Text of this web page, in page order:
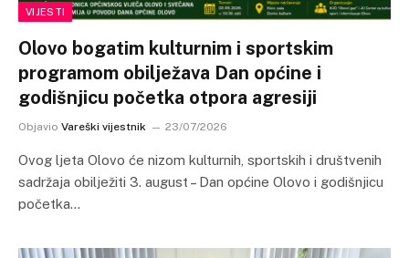
VIJESTI
Olovo bogatim kulturnim i sportskim
programom obilježava Dan općine i
godišnjicu početka otpora agresiji
Objavio Vareški vijestnik 23/07/2026
Ovog ljeta Olovo će nizom kulturnih, sportskih i društvenih
sadržaja obilježiti 3. august – Dan općine Olovo i godišnjicu
početka…